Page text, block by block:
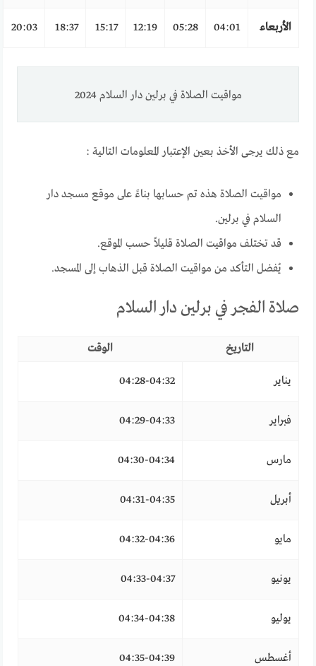
الأربعاء 04:01
05:28
12:19
15:17
18:37
20:03
مواقيت الصلاة في برلين دار السلام 2024
مع ذلك يرجى الأخذ بعين الإعتبار المعلومات التالية :
مواقيت الصلاة هذه تم حسابها بناءً على موقع مسجد دار
السلام في برلين.
قد تختلف مواقيت الصلاة قليلاً حسب الموقع.
يُفضل التأكد من مواقيت الصلاة قبل الذهاب إلى المسجد.
صلاة الفجر في برلين دار السلام
التاريخ الوقت
يناير 04:28-04:32
فبراير 04:29-04:33
مارس 04:30-04:34
أبريل 04:31-04:35
مايو 04:32-04:36
يونيو 04:33-04:37
يوليو 04:34-04:38
أغسطس 04:35-04:39